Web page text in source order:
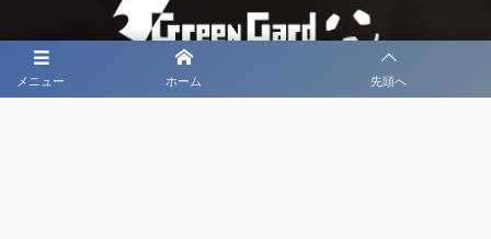
メニュー ホーム 先頭へ